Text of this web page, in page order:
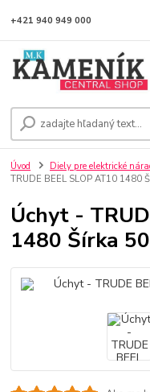
+421 940 949 000
Úvod Diely pre elektrické
TRUDE BEEL SLOP AT10 1480
Úchyt -
1480 Šírka